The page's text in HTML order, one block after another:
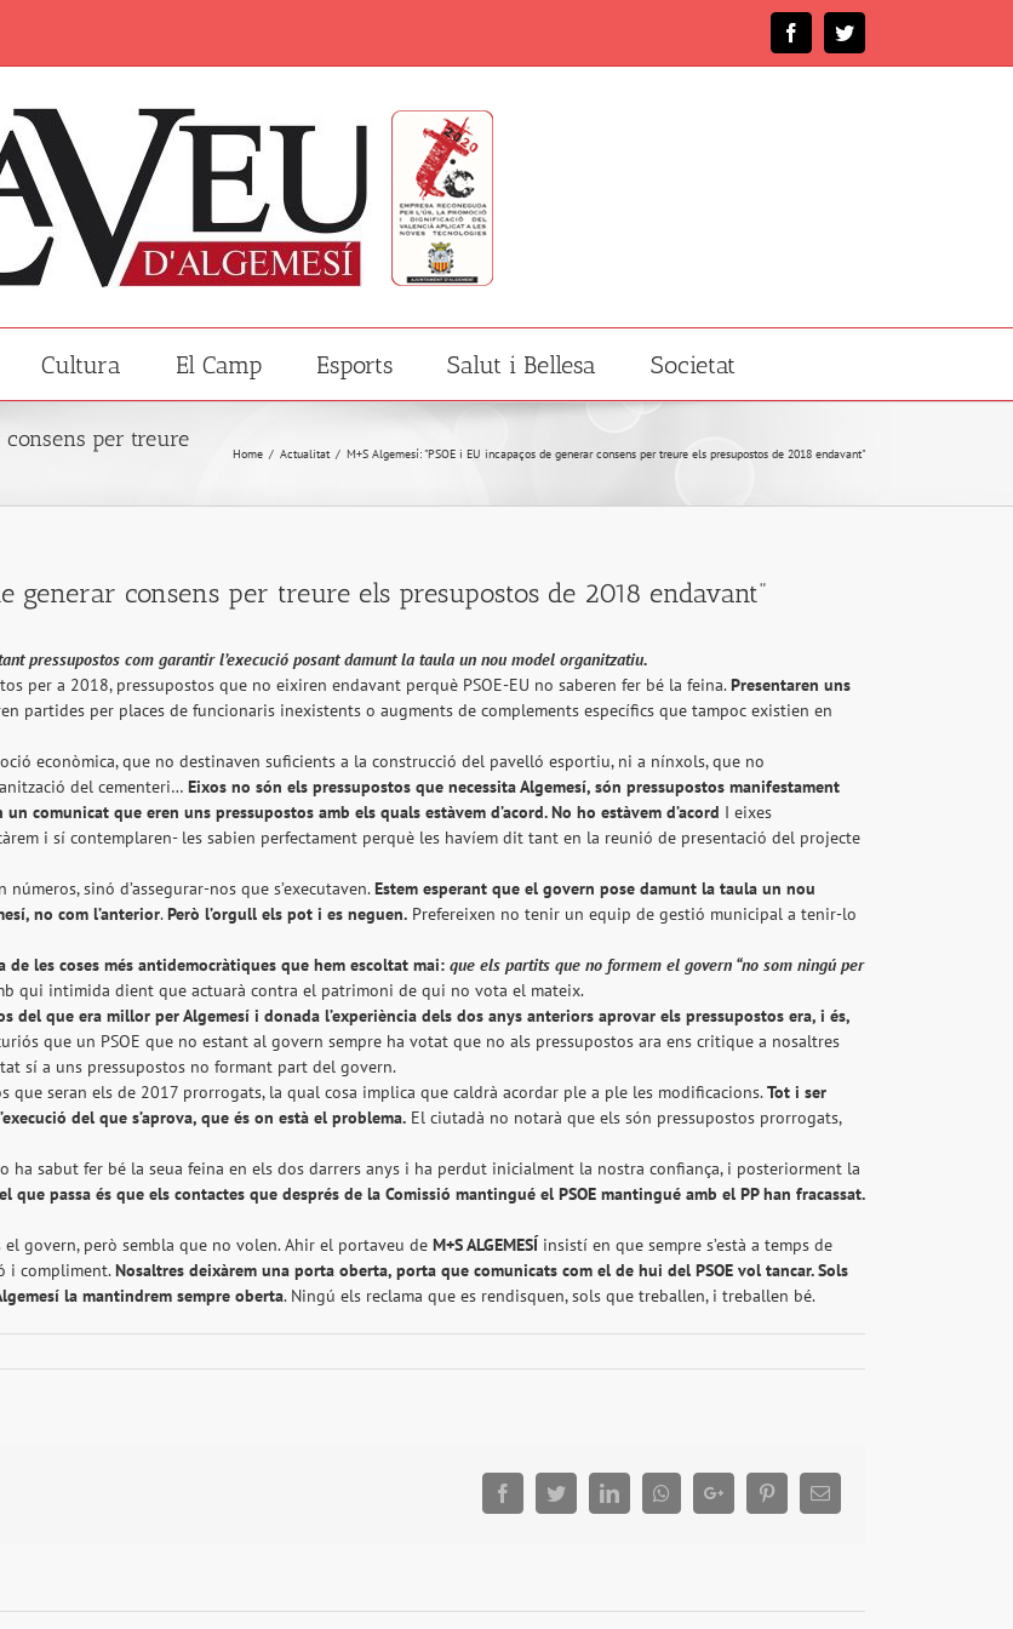
FacebookTwitter
Cultura El Camp Esports Salut i Bellesa Societat
consens per treure
Home / Actualitat / M+S Algemesí: "PSOE i EU incapaços de generar consens per treure els presupostos de 2018 endavant"
generar consens per treure els presupostos de 2018 endavant"
pressupostos com garantir l’execució posant damunt la taula un nou model organitzatiu.
per a 2018, pressupostos que no eixiren endavant perquè PSOE-EU no saberen fer bé la feina.Presentaren uns
partides per places de funcionaris inexistents o augments de complements específics que tampoc existien en
econòmica, que no destinaven suficients a la construcció del pavelló esportiu, ni a nínxols, que no
del cementeri… Eixos no són els pressupostos que necessita Algemesí, són pressupostos manifestament
comunicat que eren uns pressupostos amb els quals estàvem d’acord. No ho estàvem d’acord I eixes
i sí contemplaren- les sabien perfectament perquè les havíem dit tant en la reunió de presentació del projecte
sinó d’assegurar-nos que s’executaven.Estem esperant que el govern pose damunt la taula un nou
no com l’anterior.Però l’orgull els pot i es neguen. Prefereixen no tenir un equip de gestió municipal a tenir-lo
les coses més antidemocràtiques que hem escoltat mai: que els partits que no formem el govern “no som ningú per
qui intimida dient que actuarà contra el patrimoni de qui no vota el mateix.
del que era millor per Algemesí i donada l’experiència dels dos anys anteriors aprovar els pressupostos era, i és,
que un PSOE que no estant al govern sempre ha votat que no als pressupostos ara ens critique a nosaltres
sí a uns pressupostos no formant part del govern.
que seran els de 2017 prorrogats, la qual cosa implica que caldrà acordar ple a ple les modificacions.Tot i ser
del que s’aprova, que és on està el problema. El ciutadà no notarà que els són pressupostos prorrogats,
ha sabut fer bé la seua feina en els dos darrers anys i ha perdut inicialment la nostra confiança, i posteriorment la
passa és que els contactes que després de la Comissió mantingué el PSOE mantingué amb el PP han fracassat.
govern, però sembla que no volen. Ahir el portaveu de M+S ALGEMESÍ insistí en que sempre s’està a temps de
i compliment.Nosaltres deixàrem una porta oberta, porta que comunicats com el de hui del PSOE vol tancar. Sols
la mantindrem sempre oberta. Ningú els reclama que es rendisquen, sols que treballen, i treballen bé.
FacebookTwitterLinkedInWhatsappGoogle+ PinterestEmail